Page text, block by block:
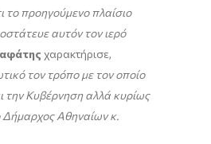
το προηγούμενο πλαίσιο
αυτόν τον ιερό
χαρακτήρισε,
τον τρόπο με τον οποίο
την Κυβέρνηση αλλά κυρίως
Δήμαρχος Αθηναίων κ.